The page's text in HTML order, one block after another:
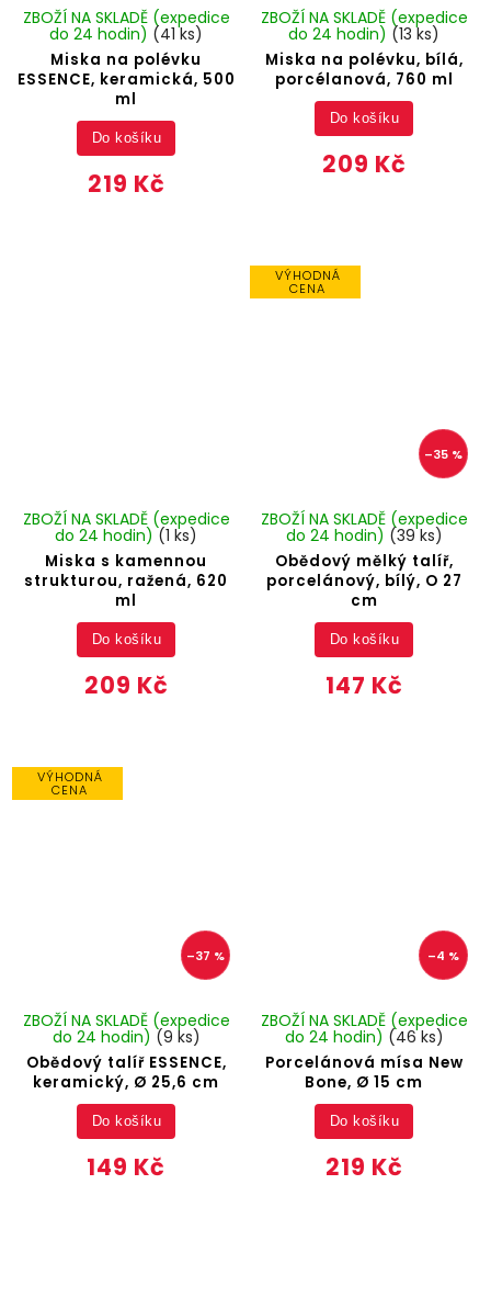
Miska na polévku
ESSENCE, keramická, 500
ml
ZBOŽÍ NA SKLADĚ (expedice
do 24 hodin) (41 ks)
219 Kč
Do košíku
Miska na polévku, bílá,
porcélanová, 760 ml
ZBOŽÍ NA SKLADĚ (expedice
do 24 hodin) (13 ks)
209 Kč
Do košíku
Miska s kamennou
strukturou, ražená, 620
ml
ZBOŽÍ NA SKLADĚ (expedice
do 24 hodin) (1 ks)
209 Kč
Do košíku
VÝHODNÁ
CENA
–35 %
Obědový mělký talíř,
porcelánový, bílý, O 27
cm
ZBOŽÍ NA SKLADĚ (expedice
do 24 hodin) (39 ks)
147 Kč
Do košíku
VÝHODNÁ
CENA
–37 %
Obědový talíř ESSENCE,
keramický, Ø 25,6 cm
ZBOŽÍ NA SKLADĚ (expedice
do 24 hodin) (9 ks)
149 Kč
Do košíku
–4 %
Porcelánová mísa New
Bone, Ø 15 cm
ZBOŽÍ NA SKLADĚ (expedice
do 24 hodin) (46 ks)
219 Kč
Do košíku